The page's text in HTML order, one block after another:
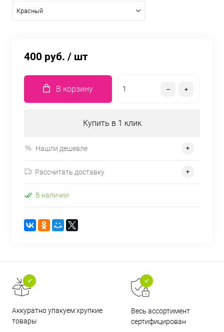
Красный
400 руб. / шт
В корзину
Купить в 1 клик
Нашли дешевле
Рассчитать доставку
В наличии
Аккуратно упакуем хрупкие
товары
Весь ассортимент
сертифицирован